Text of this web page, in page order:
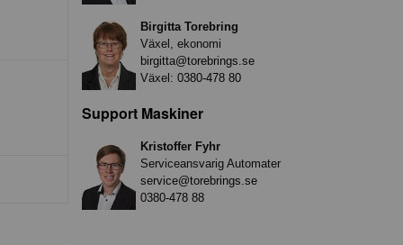
Birgitta Torebring
Växel, ekonomi
birgitta@torebrings.se
Växel: 0380-478 80
Support Maskiner
Kristoffer Fyhr
Serviceansvarig Automater
service@torebrings.se
0380-478 88